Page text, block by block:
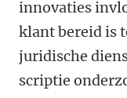
innovaties
klant bereid is
juridische
scriptie